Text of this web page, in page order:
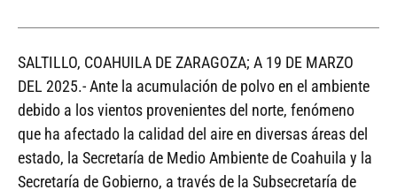
SALTILLO, COAHUILA DE ZARAGOZA; A 19 DE MARZO
DEL 2025.- Ante la acumulación de polvo en el ambiente
debido a los vientos provenientes del norte, fenómeno
que ha afectado la calidad del aire en diversas áreas del
estado, la Secretaría de Medio Ambiente de Coahuila y la
Secretaría de Gobierno, a través de la Subsecretaría de